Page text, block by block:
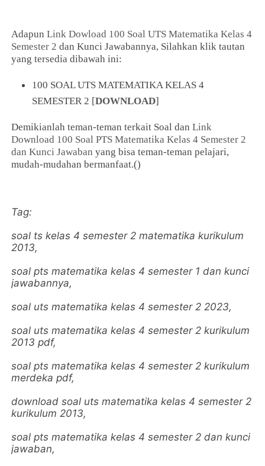
AdapunLink Dowload 100 Soal UTS Matematika Kelas 4
Semester 2 dan Kunci Jawabannya, Silahkan klik tautan
yang tersedia dibawah ini:
100 SOAL UTS MATEMATIKA KELAS 4
SEMESTER 2 [DOWNLOAD]
Demikianlah teman-teman terkait Soal danLink
Download 100 Soal PTS Matematika Kelas 4 Semester 2
dan Kunci Jawabanyang bisa teman-teman pelajari,
mudah-mudahan bermanfaat.()
Tag:
soal ts kelas 4 semester 2 matematika kurikulum
2013,
soal pts matematika kelas 4 semester 1 dan kunci
jawabannya,
soal uts matematika kelas 4 semester 2 2023,
soal uts matematika kelas 4 semester 2 kurikulum
2013 pdf,
soal pts matematika kelas 4 semester 2 kurikulum
merdeka pdf,
download soal uts matematika kelas 4 semester 2
kurikulum 2013,
soal pts matematika kelas 4 semester 2 dan kunci
jawaban,